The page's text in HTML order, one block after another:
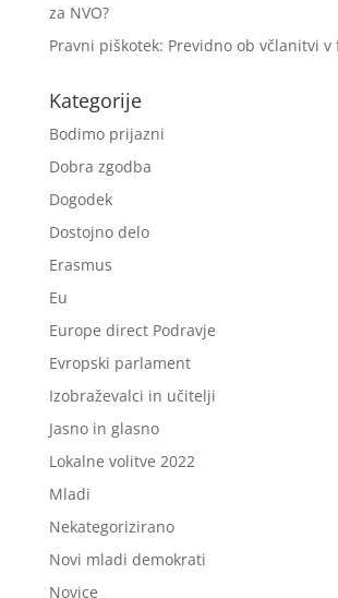
za NVO?
Pravni piškotek: Previdno ob včlanitvi
Kategorije
Bodimo prijazni
Dobra zgodba
Dogodek
Dostojno delo
Erasmus
Eu
Europe direct Podravje
Evropski parlament
Izobraževalci in učitelji
Jasno in glasno
Lokalne volitve 2022
Mladi
Nekategorizirano
Novi mladi demokrati
Novice